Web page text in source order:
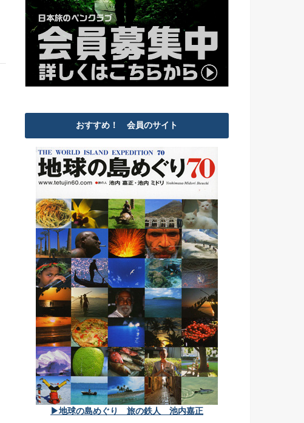
おすすめ！ 会員のサイト
▶地球の島めぐり 旅の鉄人 池内嘉正